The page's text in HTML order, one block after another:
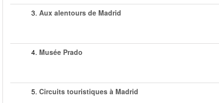
3. Aux alentours de Madrid
4. Musée Prado
5. Circuits touristiques à Madrid